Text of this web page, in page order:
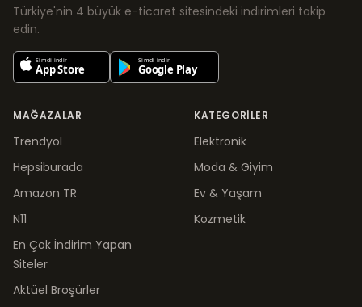
Türkiye'nin 4 büyük e-ticaret sitesindeki indirimleri takip
edin.
MAĞAZALAR
Trendyol
Hepsiburada
Amazon TR
N11
En Çok İndirim Yapan
Siteler
Aktüel Broşürler
KATEGORILER
Elektronik
Moda & Giyim
Ev & Yaşam
Kozmetik